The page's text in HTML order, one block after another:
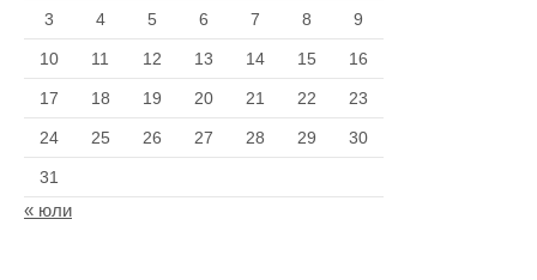
3 4 5 6 7 8 9
10 11 12 13 14 15 16
17 18 19 20 21 22 23
24 25 26 27 28 29 30
31
« юли